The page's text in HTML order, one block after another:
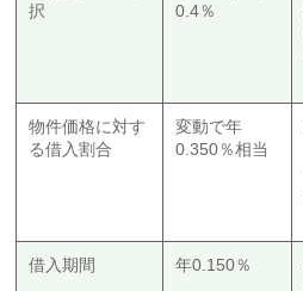
択
0.4％
物件価格に対す
る借入割合
変動で年
0.350％相当
借入期間 年0.150％